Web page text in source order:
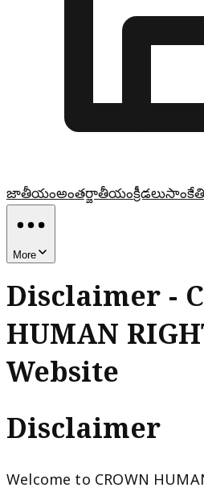
జాతీయంఅంతర్జాతీయంక్రీడలు
More
Disclaimer -
HUMAN
Website
Disclaimer
Welcome to CROWN